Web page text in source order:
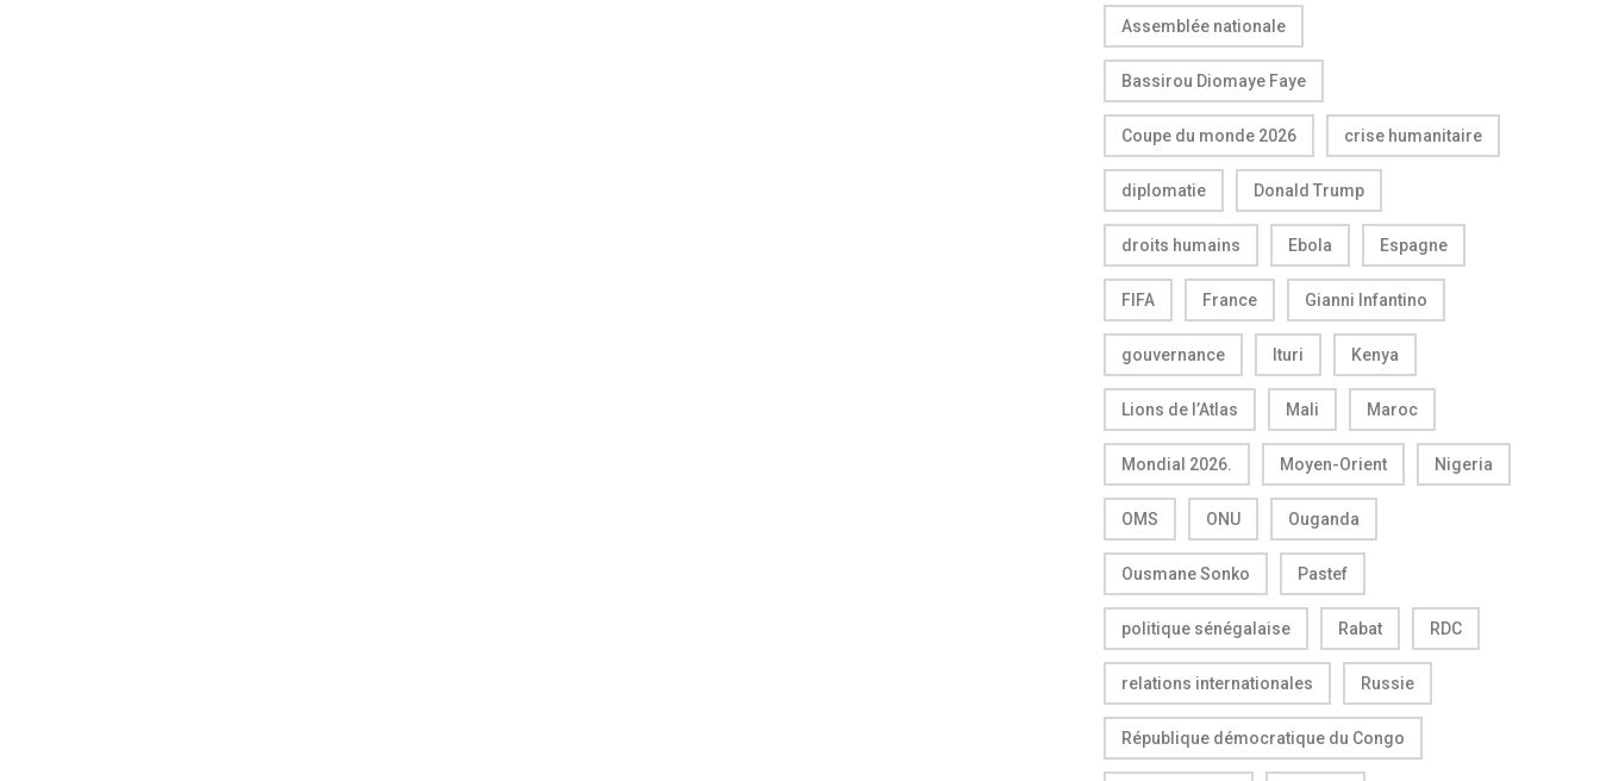
Assemblée nationale
Bassirou Diomaye Faye
Coupe du monde 2026 crise humanitaire
diplomatie Donald Trump
droits humains Ebola Espagne
FIFA France Gianni Infantino
gouvernance Ituri Kenya
Lions de l’Atlas Mali Maroc
Mondial 2026. Moyen-Orient Nigeria
OMS ONU Ouganda
Ousmane Sonko Pastef
politique sénégalaise Rabat RDC
relations internationales Russie
République démocratique du Congo